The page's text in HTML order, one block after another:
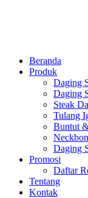
Beranda
Produk
Daging
Daging
Steak
Tulang
Buntut
Daging
Promosi
Daftar
Tentang
Kontak